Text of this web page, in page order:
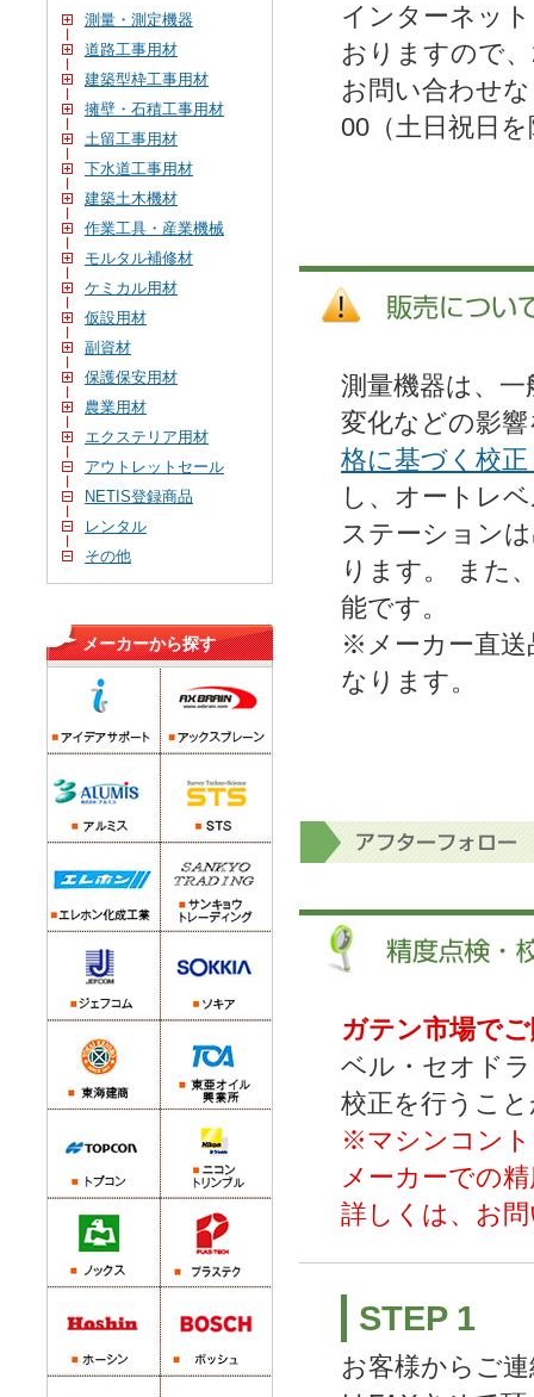
測量・測定機器
道路工事用材
建築型枠工事用材
擁壁・石積工事用材
土留工事用材
下水道工事用材
建築土木機材
作業工具・産業機械
モルタル補修材
ケミカル用材
仮設用材
副資材
保護保安用材
農業用材
エクステリア用材
アウトレットセール
NETIS登録商品
レンタル
その他
メーカーから探す
インターネッ
おりますので
お問い合わせ
00（土日祝日
測量機器は、
変化などの影
格に基づく校
し、オートレ
ステーション
ります。 また
能です。
※メーカー直送
なります。
ガテン市場で
ベル・セオド
校正を行うこ
※マシンコント
メーカーでの
詳しくは、お
STEP 1
お客様からご